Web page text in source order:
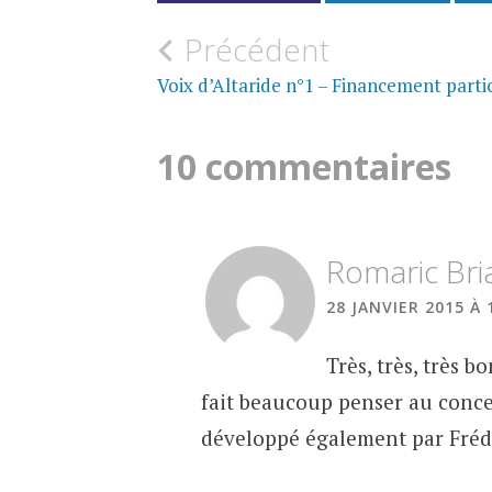
Navigation
de
Précédent
Voix d’Altaride n°1 – Financement
10 commentaires
Romaric
28 JANVIER 2015 À
Très, très, très
fait beaucoup penser au
développé également par